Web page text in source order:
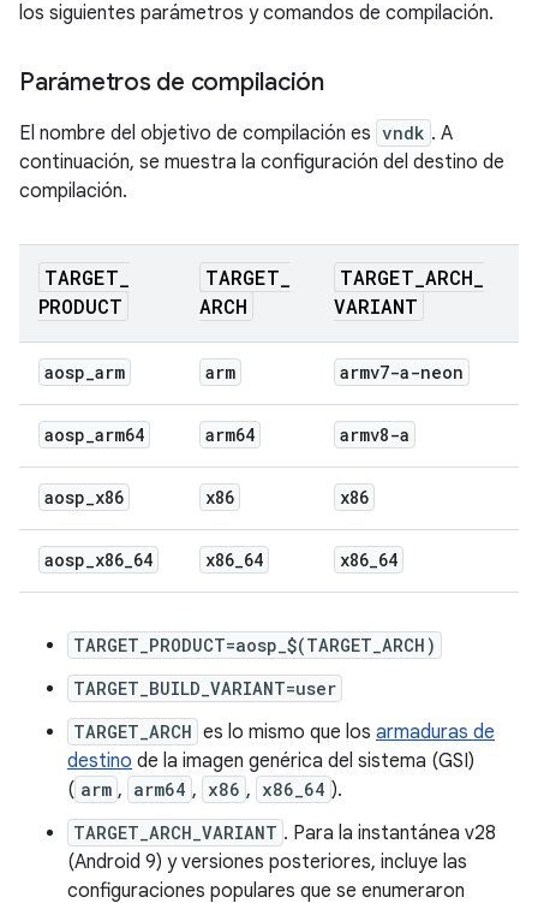
los siguientes parámetros y comandos de compilación.
Parámetros de compilación
El nombre del objetivo de compilación es vndk . A
continuación, se muestra la configuración del destino de
compilación.
TARGET
PRODUCT
TARGET
ARCH
TARGET ARCH
VARIANT
aosp_arm arm armv7-a-neon
aosp_arm64 arm64 armv8-a
aosp_x86 x86 x86
aosp_x86_64 x86_64 x86_64
TARGET_PRODUCT=aosp_$(TARGET_ARCH)
TARGET_BUILD_VARIANT=user
TARGET_ARCH es lo mismo que los armaduras de
destino de la imagen genérica del sistema (GSI)
( arm , arm64 , x86 , x86_64 ).
TARGET_ARCH_VARIANT . Para la instantánea v28
(Android 9) y versiones posteriores, incluye las
configuraciones populares que se enumeraron